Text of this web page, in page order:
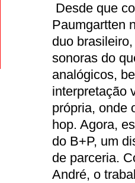
Desde que
Paumgartten
duo
sonoras do
analógicos,
interpretação
própria, onde
hop. Agora,
do B+P, um
de parceria.
André, o